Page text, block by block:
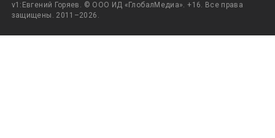
v1:Евгений Горяев. © ООО ИД «ГлобалМедиа». +16. Все права
защищены. 2011–2026.